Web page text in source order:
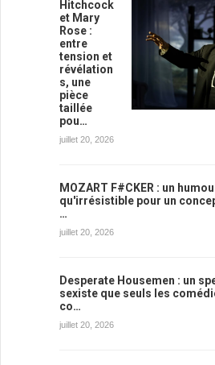
Hitchcock
et Mary
Rose :
entre
tension et
révélation
s, une
pièce
taillée
pou…
juillet 20, 2026
MOZART F#CKER : un
qu'irrésistible pour un
…
juillet 20, 2026
Desperate Housemen : un
sexiste que seuls les
co…
juillet 20, 2026